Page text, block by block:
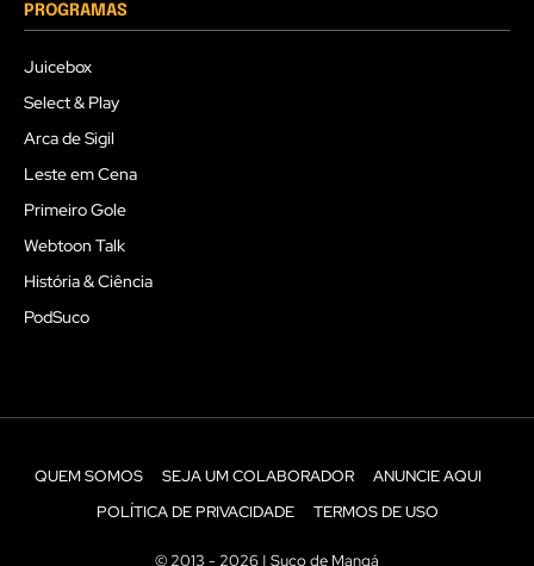
PROGRAMAS
Juicebox
Select & Play
Arca de Sigil
Leste em Cena
Primeiro Gole
Webtoon Talk
História & Ciência
PodSuco
QUEM SOMOS SEJA UM COLABORADOR
ANUNCIE AQUI
POLÍTICA DE PRIVACIDADE
TERMOS DE USO
© 2013 - 2026 | Suco de Mangá